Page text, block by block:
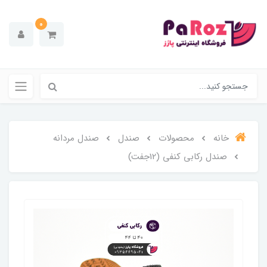
0
خانه محصولات صندل
صندل مردانه
صندل رکابی کنفی (12جفت)